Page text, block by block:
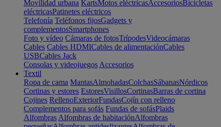
Movilidad urbana KartsMotos eléctricasAccesoriosBicicletas
eléctricasPatinetes eléctricos
Telefonía Teléfonos fijosGadgets y
complementosSmartphones
Foto y vídeo Cámaras de fotosTrípodesVideocámaras
Cables Cables HDMICables de alimentaciónCables
USBCables Jack
Consolas y videojuegos Accesorios
Textil
Ropa de cama MantasAlmohadasColchasSábanasNórdicos
Cortinas y estores EstoresVisillosCortinasBarras de cortina
Cojines RellenoExteriorFundasCojín con relleno
Complementos para sofás Fundas de sofásPlaids
Alfombras Alfombras de habitaciónAlfombras